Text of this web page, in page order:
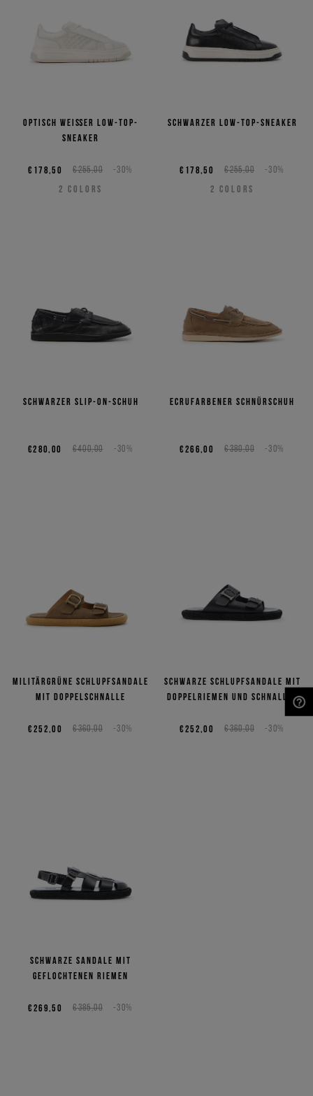
Optisch weißer Low-Top-
Sneaker
€255,00 -30%
€178,50
2 COLORS
Schwarzer Low-Top-Sneaker
€255,00 -30%
€178,50
2 COLORS
Schwarzer Slip-on-Schuh
€400,00 -30%
€280,00
Ecrufarbener Schnürschuh
€380,00 -30%
€266,00
Militärgrüne Schlupfsandale
mit Doppelschnalle
€360,00 -30%
€252,00
Schwarze Schlupfsandale mit
Doppelriemen und Schnallen
€360,00 -30%
€252,00
Schwarze Sandale mit
geflochtenen Riemen
€385,00 -30%
€269,50